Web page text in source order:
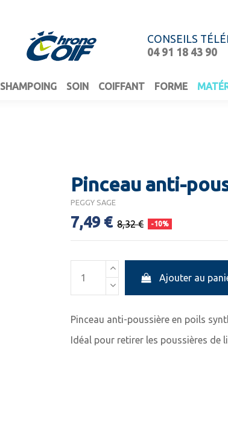
CONSEILS
04 91 18 43 90
SHAMPOING SOIN COIFFANT FORME
Pinceau anti-
PEGGY SAGE
7,49 € 8,32 € -10%
Ajouter au
Pinceau anti-poussière en poils
Idéal pour retirer les poussières